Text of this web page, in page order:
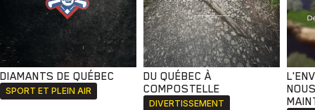
DIAMANTS DE QUÉBEC
SPORT ET PLEIN AIR
DU QUÉBEC À
COMPOSTELLE
DIVERTISSEMENT